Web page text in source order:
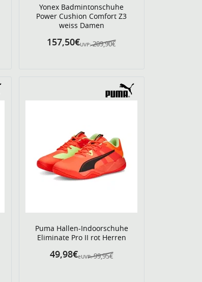
Yonex Badmintonschuhe
Power Cushion Comfort Z3
weiss Damen
UVP: 209,90€
157,50€
Puma Hallen-Indoorschuhe
Eliminate Pro II rot Herren
eUVP: 99,95€
49,98€